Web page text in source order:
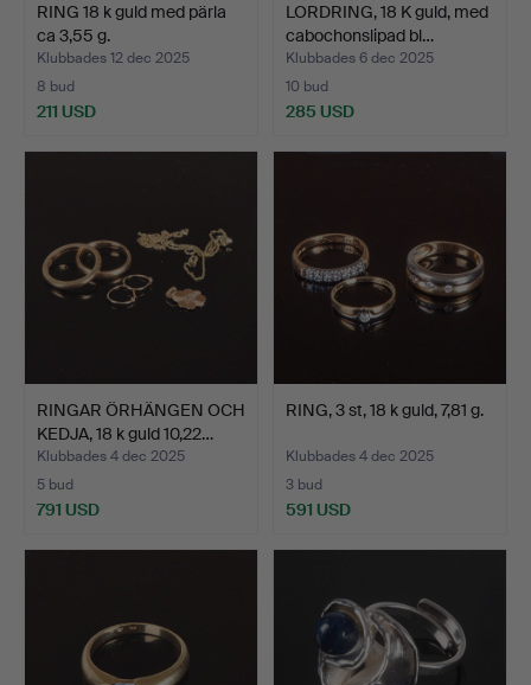
RING 18 k guld med pärla
ca 3,55 g.
Klubbades 12 dec 2025
8 bud
211 USD
LORDRING, 18 K guld, med
cabochonslipad bl…
Klubbades 6 dec 2025
10 bud
285 USD
RINGAR ÖRHÄNGEN OCH
KEDJA, 18 k guld 10,22…
Klubbades 4 dec 2025
5 bud
791 USD
RING, 3 st, 18 k guld, 7,81 g.
Klubbades 4 dec 2025
3 bud
591 USD